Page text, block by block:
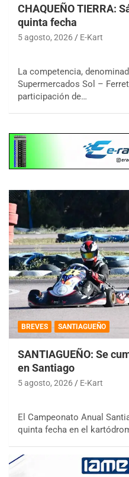
CHAQUEÑO TIERRA:
quinta fecha
5 agosto, 2026 E-Kart
La competencia,
Supermercados Sol –
participación de…
BREVES SANTIAGUEÑO
SANTIAGUEÑO: Se
en Santiago
5 agosto, 2026 E-Kart
El Campeonato Anual
quinta fecha en el